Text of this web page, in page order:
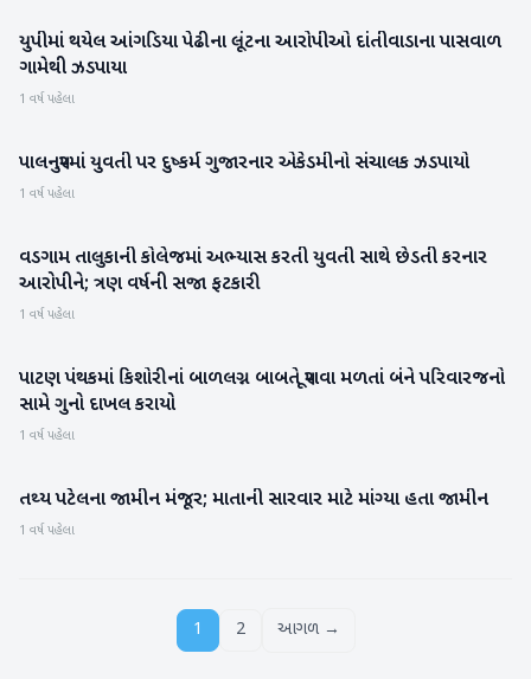
બનાસકાંઠા
યુપીમાં થયેલ આંગડિયા પેઢીના લૂંટના આરોપીઓ દાંતીવાડાના પાસવાળ
ગામેથી ઝડપાયા
1 વર્ષ પહેલા
બનાસકાંઠા
પાલનપુરમાં યુવતી પર દુષ્કર્મ ગુજારનાર એકેડમીનો સંચાલક ઝડપાયો
1 વર્ષ પહેલા
બનાસકાંઠા
વડગામ તાલુકાની કોલેજમાં અભ્યાસ કરતી યુવતી સાથે છેડતી કરનાર
આરોપીને; ત્રણ વર્ષની સજા ફટકારી
1 વર્ષ પહેલા
પાટણ
પાટણ પંથકમાં કિશોરીનાં બાળલગ્ન બાબતે પૂરાવા મળતાં બંને પરિવારજનો
સામે ગુનો દાખલ કરાયો
1 વર્ષ પહેલા
ગુજરાત
તથ્ય પટેલના જામીન મંજૂર; માતાની સારવાર માટે માંગ્યા હતા જામીન
1 વર્ષ પહેલા
1 2 આગળ →